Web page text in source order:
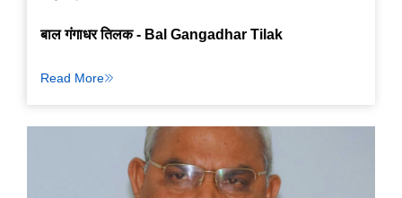
बाल गंगाधर तिलक - Bal Gangadhar Tilak
Read More